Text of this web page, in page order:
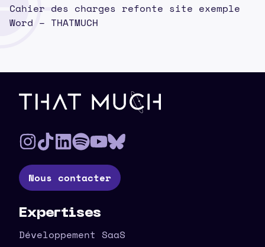
Cahier des charges refonte site exemple
Word – THATMUCH
Pied de page
Nous contacter
Expertises
Développement SaaS